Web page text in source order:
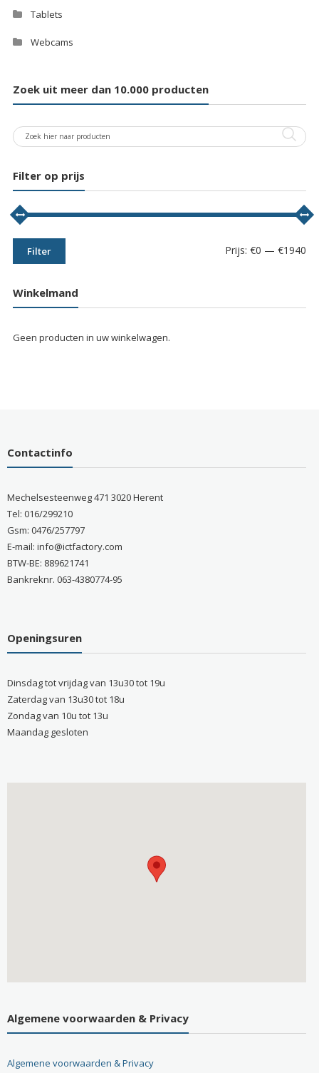
Tablets
Webcams
Zoek uit meer dan 10.000 producten
Filter op prijs
Filter Prijs:€0 —€1940
Winkelmand
Geen producten in uw winkelwagen.
Contactinfo
Mechelsesteenweg 471 3020 Herent
Tel: 016/299210
Gsm: 0476/257797
E-mail: info@ictfactory.com
BTW-BE: 889621741
Bankreknr. 063-4380774-95
Openingsuren
Dinsdag tot vrijdag van 13u30 tot 19u
Zaterdag van 13u30 tot 18u
Zondag van 10u tot 13u
Maandag gesloten
Algemene voorwaarden & Privacy
Algemene voorwaarden & Privacy